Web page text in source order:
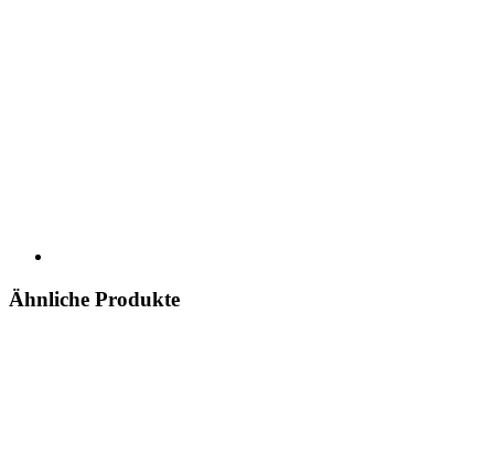
Ähnliche Produkte